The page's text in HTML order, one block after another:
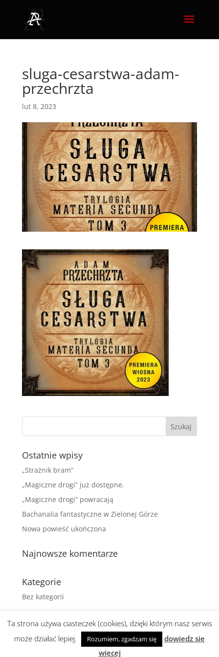
sluga-cesarstwa-adam-
przechrzta
lut 8, 2023
Ostatnie wpisy
„Strażnik bram”
„Magiczne drogi” już dostępne.
„Magiczne drogi” powracają
Bachanalia fantastyczne w Zielonej Górze
Nowa powieść ukończona
Najnowsze komentarze
Kategorie
Bez kategorii
Realizacja i wsparcie:abami agencja
Ta strona używa ciasteczek (cookies), dzięki którym nasz serwis
może działać lepiej.
Rozumiem, zgadzam się
dowiedz się
więcej